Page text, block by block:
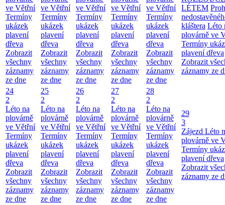
ve Větřní
Termíny
ukázek
plavení
dřeva
Zobrazit
všechny
záznamy
ze dne
ve Větřní
Termíny
ukázek
plavení
dřeva
Zobrazit
všechny
záznamy
ze dne
ve Větřní
Termíny
ukázek
plavení
dřeva
Zobrazit
všechny
záznamy
ze dne
ve Větřní
Termíny
ukázek
plavení
dřeva
Zobrazit
všechny
záznamy
ze dne
ve Větřní
Termíny
ukázek
plavení
dřeva
Zobrazit
všechny
záznamy
ze dne
LÉTEM
kláštera Léto
plovárně ve
Termíny
plavení dřeva
Zobrazit
záznamy ze
24
2
Léto na
plovárně
ve Větřní
Termíny
ukázek
plavení
dřeva
Zobrazit
všechny
záznamy
ze dne
25
2
Léto na
plovárně
ve Větřní
Termíny
ukázek
plavení
dřeva
Zobrazit
všechny
záznamy
ze dne
26
2
Léto na
plovárně
ve Větřní
Termíny
ukázek
plavení
dřeva
Zobrazit
všechny
záznamy
ze dne
27
2
Léto na
plovárně
ve Větřní
Termíny
ukázek
plavení
dřeva
Zobrazit
všechny
záznamy
ze dne
28
2
Léto na
plovárně
ve Větřní
Termíny
ukázek
plavení
dřeva
Zobrazit
všechny
záznamy
ze dne
29
3
Zájezd Léto
plovárně ve
Termíny
plavení dřeva
Zobrazit
záznamy ze